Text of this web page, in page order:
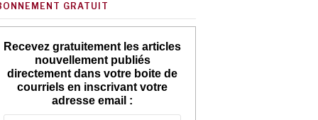
GRATUIT
Recevez gratuitement les articles
nouvellement publiés
directement dans votre boite de
courriels en inscrivant votre
adresse email :